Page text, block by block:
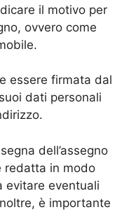
il motivo per
ovvero come
essere firmata dal
dati personali
dell’assegno
redatta in modo
evitare eventuali
è importante